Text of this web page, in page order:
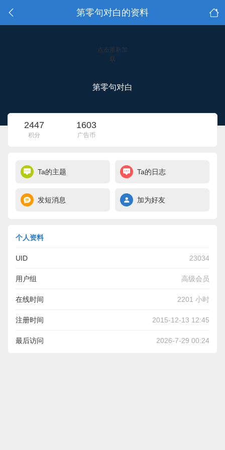
第零句对白的资料
点击重新加
载
第零句对白
2447
积分
1603
广告币
Ta的主题 Ta的日志
发短消息 加为好友
个人资料
UID 23034
用户组 高级会员
在线时间 2201 小时
注册时间 2015-12-13 12:45
最后访问 2026-7-29 00:24